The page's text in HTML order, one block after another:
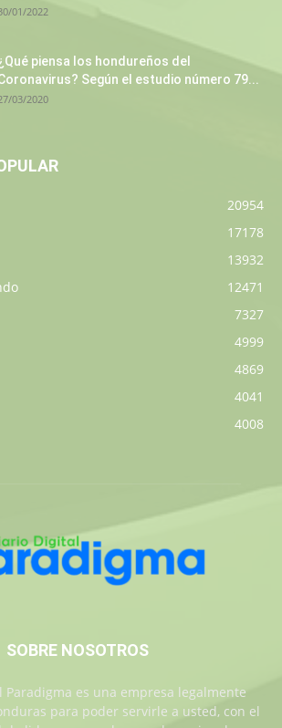
01/2022
piensa los hondureños del
Según el estudio número 79...
03/2020
20954
17178
13932
12471
7327
4999
4869
4041
4008
SOBRE NOSOTROS
Paradigma es una empresa legalmente
para poder servirle a usted, con el